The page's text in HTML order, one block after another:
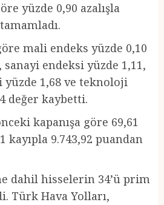
yüzde 0,90 azalışla
mali endeks yüzde 0,10
sanayi endeksi yüzde 1,11,
1,68 ve teknoloji
değer kaybetti.
kapanışa göre 69,61
kayıpla 9.743,92 puandan
dahil hisselerin 34’ü prim
Türk Hava Yolları,